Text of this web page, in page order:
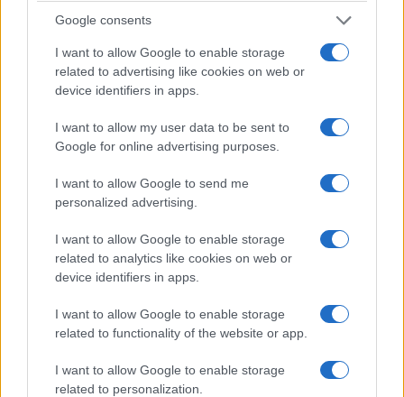
Google consents
I want to allow Google to enable storage
related to advertising like cookies on web or
device identifiers in apps.
I want to allow my user data to be sent to
Google for online advertising purposes.
I want to allow Google to send me
personalized advertising.
I want to allow Google to enable storage
related to analytics like cookies on web or
device identifiers in apps.
I want to allow Google to enable storage
related to functionality of the website or app.
I want to allow Google to enable storage
related to personalization.
PONTOS BLOG
Οι Πόντιοι Νυρεμβέργης αποχαιρετούν τον
Βασίλη Φωτιάδη με μια όμορφη ανάμνηση από το
19/07/2024 - 8:33μμ
PONTOS BLOG